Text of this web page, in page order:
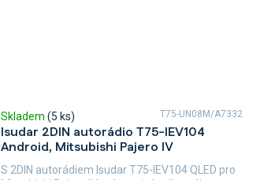
Isudar 2DIN autorádio T75-IEV104
Android, Mitsubishi Pajero IV
Skladem (5 ks)
S 2DIN autorádiem Isudar T75-IEV104 QLED pro
T75-UN08M/A7332